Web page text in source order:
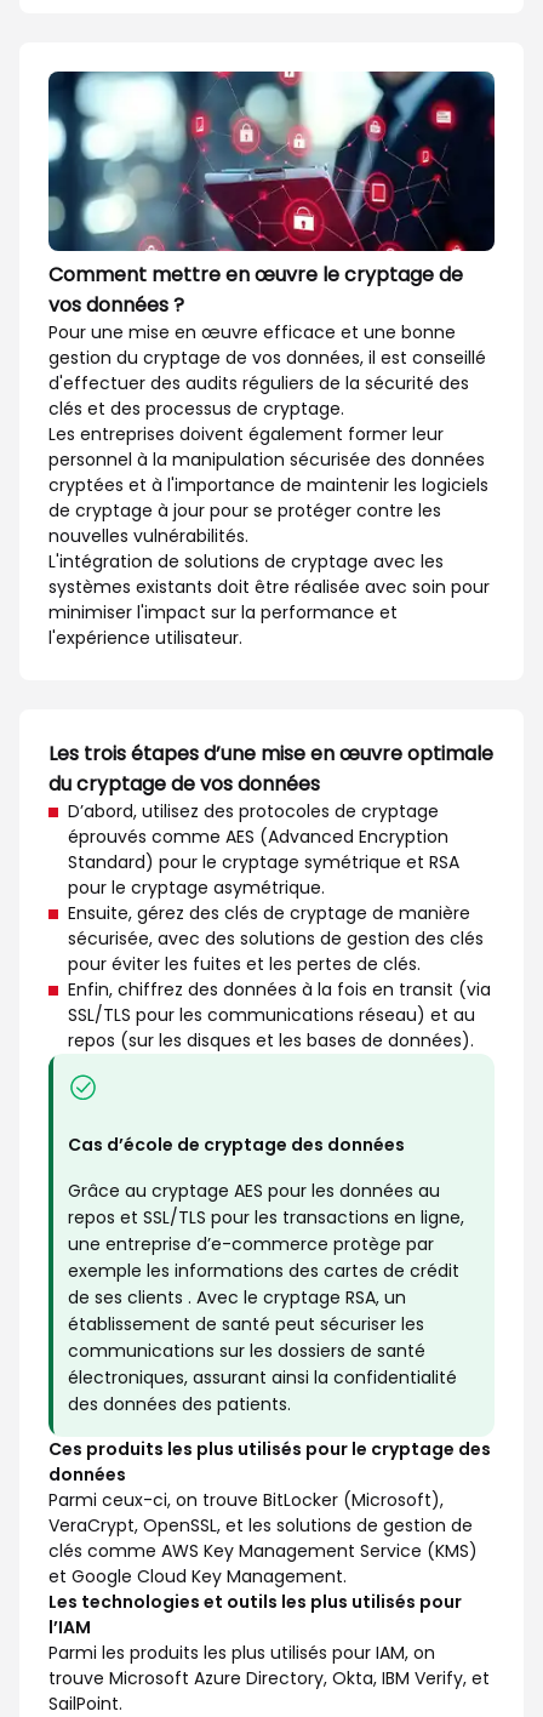
Comment mettre en œuvre le cryptage de
vos données ?
Pour une mise en œuvre efficace et une bonne
gestion du cryptage de vos données, il est conseillé
d'effectuer des audits réguliers de la sécurité des
clés et des processus de cryptage.
Les entreprises doivent également former leur
personnel à la manipulation sécurisée des données
cryptées et à l'importance de maintenir les logiciels
de cryptage à jour pour se protéger contre les
nouvelles vulnérabilités.
L'intégration de solutions de cryptage avec les
systèmes existants doit être réalisée avec soin pour
minimiser l'impact sur la performance et
l'expérience utilisateur.
Les trois étapes d’une mise en œuvre optimale
du cryptage de vos données
D’abord, utilisez des protocoles de cryptage
éprouvés comme AES (Advanced Encryption
Standard) pour le cryptage symétrique et RSA
pour le cryptage asymétrique.
Ensuite, gérez des clés de cryptage de manière
sécurisée, avec des solutions de gestion des clés
pour éviter les fuites et les pertes de clés.
Enfin, chiffrez des données à la fois en transit (via
SSL/TLS pour les communications réseau) et au
repos (sur les disques et les bases de données).
Cas d’école de cryptage des données
Grâce au cryptage AES pour les données au
repos et SSL/TLS pour les transactions en ligne,
une entreprise d’e-commerce protège par
exemple les informations des cartes de crédit
de ses clients . Avec le cryptage RSA, un
établissement de santé peut sécuriser les
communications sur les dossiers de santé
électroniques, assurant ainsi la confidentialité
des données des patients.
Ces produits les plus utilisés pour le cryptage des
données
Parmi ceux-ci, on trouve BitLocker (Microsoft),
VeraCrypt, OpenSSL, et les solutions de gestion de
clés comme AWS Key Management Service (KMS)
et Google Cloud Key Management.
Les technologies et outils les plus utilisés pour
l’IAM
Parmi les produits les plus utilisés pour IAM, on
trouve Microsoft Azure Directory, Okta, IBM Verify, et
SailPoint.